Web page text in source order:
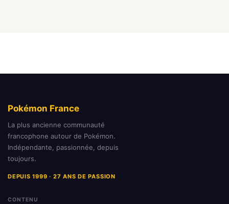
Pokémon France
La plus ancienne communauté
francophone autour de Pokémon.
Indépendante, passionnée, depuis
toujours.
DEPUIS 1999 · 27 ANS DE PASSION
CONTENU